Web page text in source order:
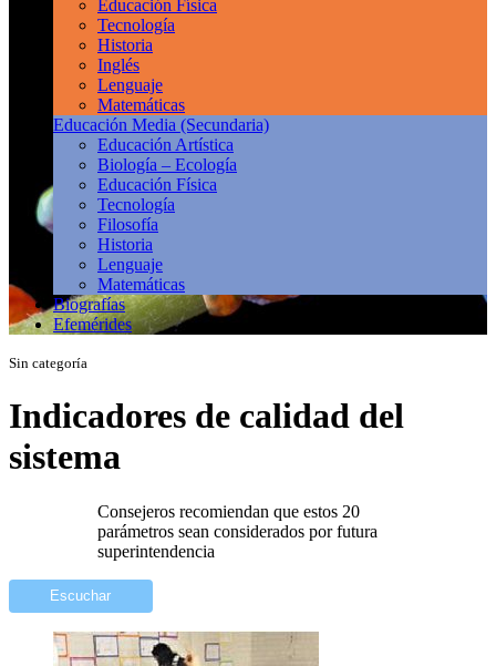
Educación Física
Tecnología
Historia
Inglés
Lenguaje
Matemáticas
Educación Media (Secundaria)
Educación Artística
Biología – Ecología
Educación Física
Tecnología
Filosofía
Historia
Lenguaje
Matemáticas
Biografías
Efemérides
Sin categoría
Indicadores de calidad del
sistema
Consejeros recomiendan que estos 20
parámetros sean considerados por futura
superintendencia
Escuchar